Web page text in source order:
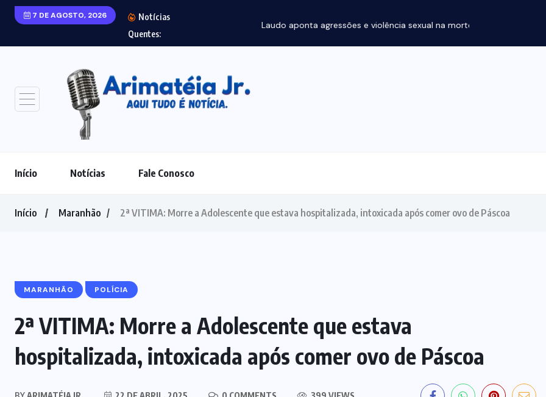
7 DE AGOSTO, 2026
Notícias
Quentes:
Laudo aponta agressões e violência sexual na morte...
Início Notícias Fale Conosco
Início Maranhão 2ª VITIMA: Morre a Adolescente que estava hospitalizada, intoxicada após comer ovo de Páscoa
MARANHÃO POLÍCIA
2ª VITIMA: Morre a Adolescente que estava
hospitalizada, intoxicada após comer ovo de Páscoa